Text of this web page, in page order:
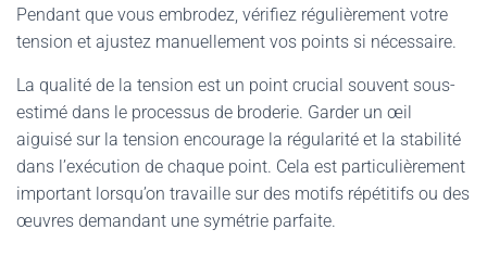
Pendant que vous embrodez, vérifiez régulièrement votre
tension et ajustez manuellement vos points si nécessaire.
La qualité de la tension est un point crucial souvent sous-
estimé dans le processus de broderie. Garder un œil
aiguisé sur la tension encourage la régularité et la stabilité
dans l’exécution de chaque point. Cela est particulièrement
important lorsqu’on travaille sur des motifs répétitifs ou des
œuvres demandant une symétrie parfaite.